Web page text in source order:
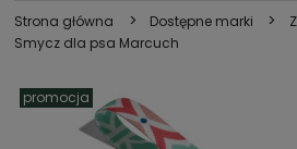
Strona główna > Dostępne marki >
Smycz dla psa Marcuch
promocja